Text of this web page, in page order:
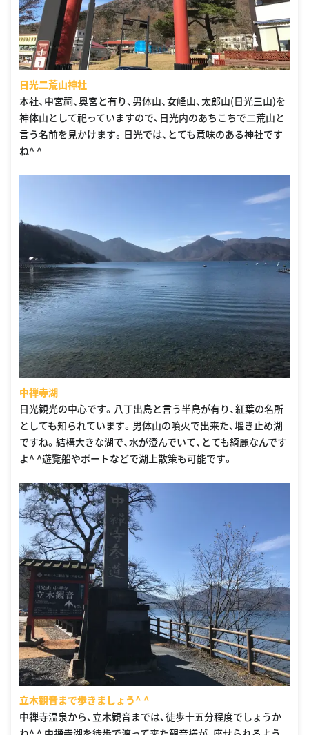
日光二荒山神社
本社、中宮祠、奥宮と有り、男体山、女峰山、太郎山(日光三山)を
神体山として祀っていますので、日光内のあちこちで二荒山と
言う名前を見かけます。日光では、とても意味のある神社です
ね^ ^
中禅寺湖
日光観光の中心です。八丁出島と言う半島が有り、紅葉の名所
としても知られています。男体山の噴火で出来た、堰き止め湖
ですね。結構大きな湖で、水が澄んでいて、とても綺麗なんです
よ^ ^遊覧船やボートなどで湖上散策も可能です。
立木観音まで歩きましょう^ ^
中禅寺温泉から、立木観音までは、徒歩十五分程度でしょうか